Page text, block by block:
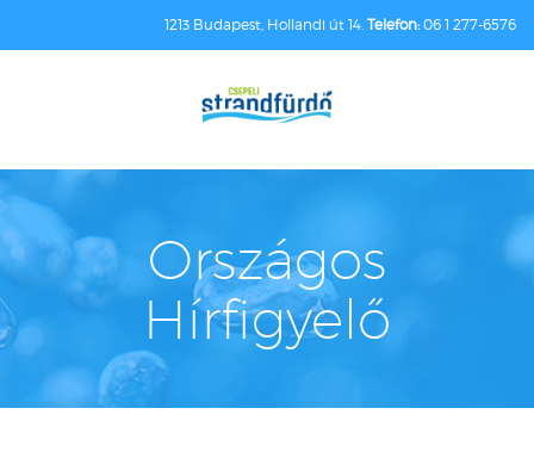
1213 Budapest, Hollandi út 14. Telefon:06 1 277-6576
Országos
Hírfigyelő